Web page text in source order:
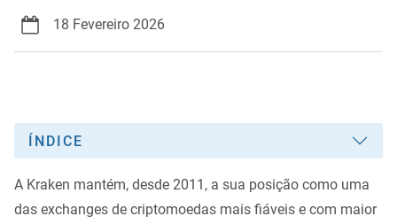
18 Fevereiro 2026
ÍNDICE
A Kraken mantém, desde 2011, a sua posição como uma
das exchanges de criptomoedas mais fiáveis e com maior